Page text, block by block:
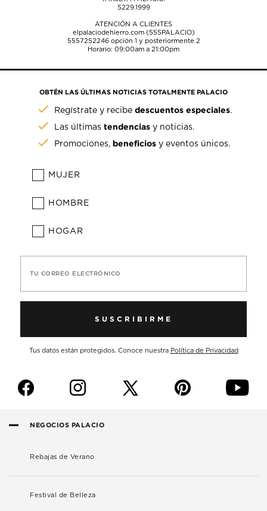
5229.1999
ATENCIÓN A CLIENTES
elpalaciodehierro.com (555PALACIO)
5557252246opción 1 y posteriormente 2
Horario: 09:00am a 21:00pm
OBTÉN LAS ÚLTIMAS NOTICIAS TOTALMENTE PALACIO
Regístrate y recibedescuentos especiales.
Las últimastendencias y noticias.
Promociones, beneficios y eventos únicos.
MUJER
HOMBRE
HOGAR
TU CORREO ELECTRÓNICO
SUSCRIBIRME
Tus datos están protegidos. Conoce nuestra Política de Privacidad
f i p y
NEGOCIOS PALACIO
Rebajas de Verano
Festival de Belleza